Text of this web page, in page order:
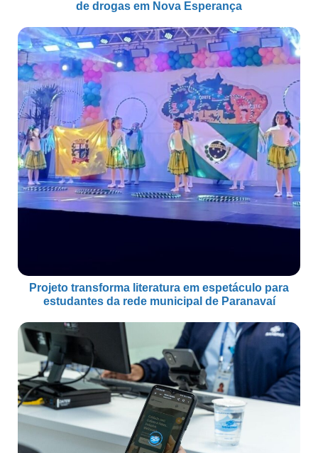
de drogas em Nova Esperança
Projeto transforma literatura em espetáculo para
estudantes da rede municipal de Paranavaí